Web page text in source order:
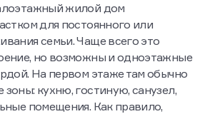
жилой дом
для постоянного или
семьи. Чаще всего это
но возможны и одноэтажные
На первом этаже там обычно
кухню, гостиную, санузел,
помещения. Как правило,